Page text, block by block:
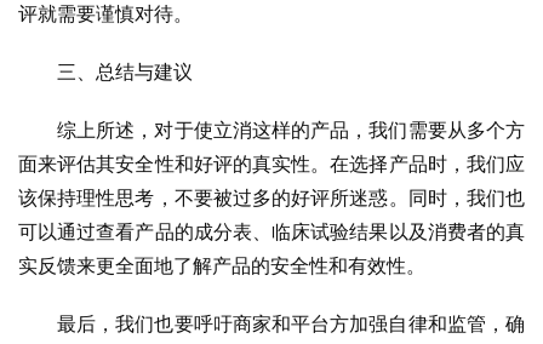
评就需要谨慎对待。
三、总结与建议
综上所述，对于使立消这样的产品，我们需要从多个方
面来评估其安全性和好评的真实性。在选择产品时，我们应
该保持理性思考，不要被过多的好评所迷惑。同时，我们也
可以通过查看产品的成分表、临床试验结果以及消费者的真
实反馈来更全面地了解产品的安全性和有效性。
最后，我们也要呼吁商家和平台方加强自律和监管，确